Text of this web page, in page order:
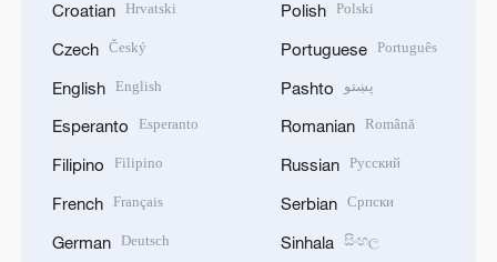
Croatian Hrvatski
Czech Český
English English
Esperanto Esperanto
Filipino Filipino
French Français
German Deutsch
Polish Polski
Portuguese Português
Pashto پښتو
Romanian Română
Russian Русский
Serbian Српски
Sinhala සිංහල